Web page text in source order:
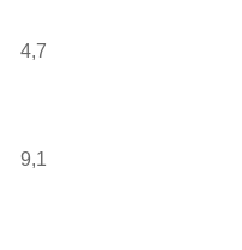
4,7
9,1